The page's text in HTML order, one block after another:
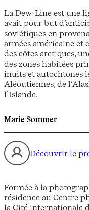
La Dew-Line est une
avait pour but
soviétiques en
armées américaine et
des côtes arctiques,
des zones habitées
inuits et autochtones
Aléoutiennes, de
l’Islande.
Marie Sommer
Découvrir le
Formée à la
résidence au Centre
la Cité internationale